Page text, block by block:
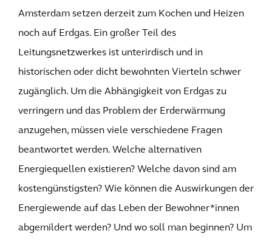
Amsterdam setzen derzeit zum Kochen und Heizen
noch auf Erdgas. Ein großer Teil des
Leitungsnetzwerkes ist unterirdisch und in
historischen oder dicht bewohnten Vierteln schwer
zugänglich. Um die Abhängigkeit von Erdgas zu
verringern und das Problem der Erderwärmung
anzugehen, müssen viele verschiedene Fragen
beantwortet werden. Welche alternativen
Energiequellen existieren? Welche davon sind am
kostengünstigsten? Wie können die Auswirkungen der
Energiewende auf das Leben der Bewohner*innen
abgemildert werden? Und wo soll man beginnen? Um